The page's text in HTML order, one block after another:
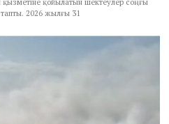
2026 жылғы 31